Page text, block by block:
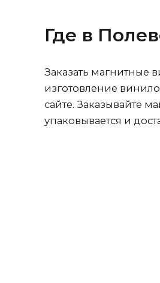
Где в
Заказать магнитные
изготовление
сайте. Заказывайте
упаковывается и